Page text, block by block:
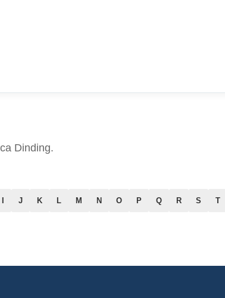
Dinding.
I J K L M N O P Q R S T